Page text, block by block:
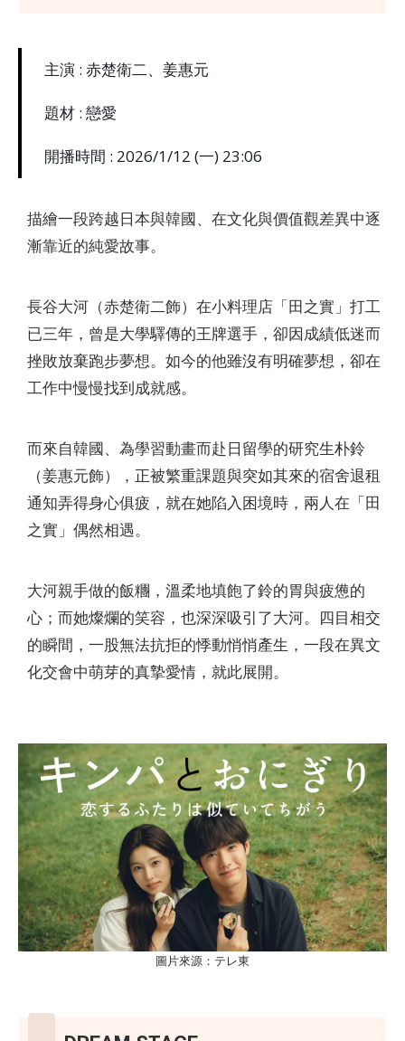
主演 : 赤楚衛二、姜惠元
題材 : 戀愛
開播時間 : 2026/1/12 (一) 23:06
描繪一段跨越日本與韓國、在文化與價值觀差異中逐
漸靠近的純愛故事。
長谷大河（赤楚衛二飾）在小料理店「田之實」打工
已三年，曾是大學驛傳的王牌選手，卻因成績低迷而
挫敗放棄跑步夢想。如今的他雖沒有明確夢想，卻在
工作中慢慢找到成就感。
而來自韓國、為學習動畫而赴日留學的研究生朴鈴
（姜惠元飾），正被繁重課題與突如其來的宿舍退租
通知弄得身心俱疲，就在她陷入困境時，兩人在「田
之實」偶然相遇。
大河親手做的飯糰，溫柔地填飽了鈴的胃與疲憊的
心；而她燦爛的笑容，也深深吸引了大河。四目相交
的瞬間，一股無法抗拒的悸動悄悄產生，一段在異文
化交會中萌芽的真摯愛情，就此展開。
圖片來源：テレ東